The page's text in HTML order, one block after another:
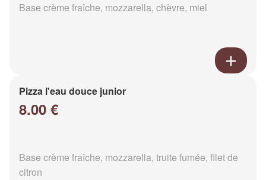
Base crème fraîche, mozzarella, chèvre, miel
Pizza l'eau douce junior
8.00 €
Base crème fraîche, mozzarella, truite fumée, filet de
citron